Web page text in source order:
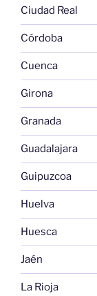
Ciudad Real
Córdoba
Cuenca
Girona
Granada
Guadalajara
Guipuzcoa
Huelva
Huesca
Jaén
La Rioja